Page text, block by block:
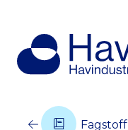
Fagstoff